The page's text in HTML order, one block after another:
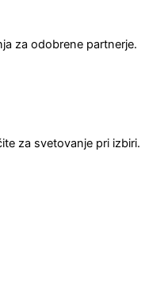
za odobrene partnerje.
za svetovanje pri izbiri.